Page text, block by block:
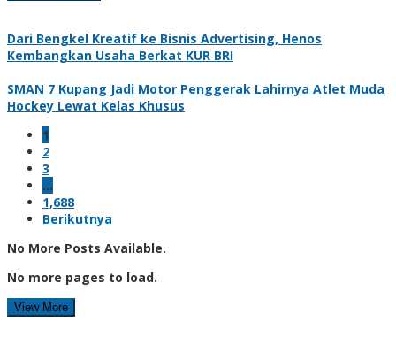
Dari Bengkel Kreatif ke Bisnis Advertising, Henos
Kembangkan Usaha Berkat KUR BRI
SMAN 7 Kupang Jadi Motor Penggerak Lahirnya Atlet Muda
Hockey Lewat Kelas Khusus
1
2
3
…
1,688
Berikutnya
No More Posts Available.
No more pages to load.
View More